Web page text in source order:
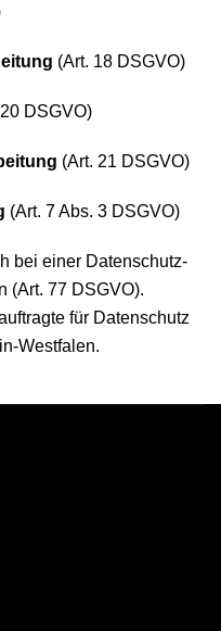
(Art. 18 DSGVO)
DSGVO)
(Art. 21 DSGVO)
(Art. 7 Abs. 3 DSGVO)
bei einer Datenschutz-
(Art. 77 DSGVO).
für Datenschutz
Westfalen.